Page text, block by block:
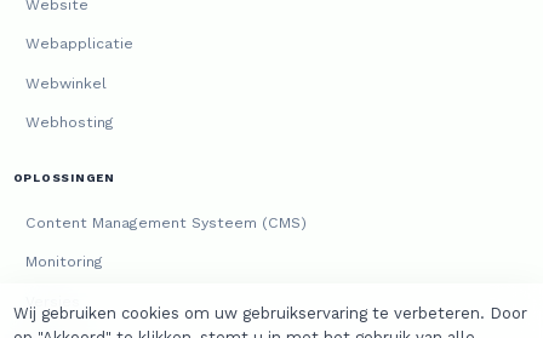
Website
Webapplicatie
Webwinkel
Webhosting
OPLOSSINGEN
Content Management Systeem (CMS)
Monitoring
Wij gebruiken cookies om uw gebruikservaring te verbeteren. Door